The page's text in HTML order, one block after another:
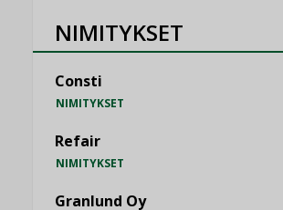
NIMITYKSET
Consti
NIMITYKSET
Refair
NIMITYKSET
Granlund Oy